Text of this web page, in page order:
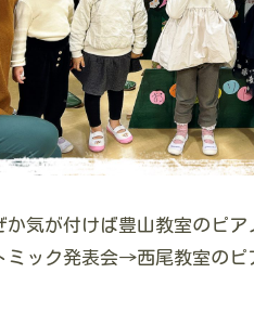
か気が付けば豊山教室のピ
ミック発表会→西尾教室のピ